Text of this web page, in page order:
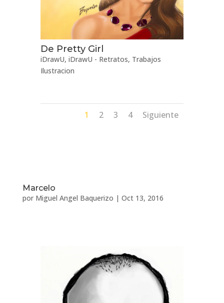
De Pretty Girl
iDrawU, iDrawU - Retratos, Trabajos
Ilustracion
1 2 3 4 Siguiente
Marcelo
por Miguel Angel Baquerizo | Oct 13, 2016